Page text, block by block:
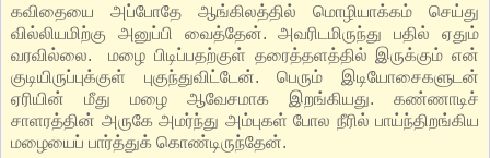
கவிதையை அப்போதே ஆங்கிலத்தில் மொழியாக்கம் செய்து
வில்லியமிற்கு அனுப்பி வைத்தேன். அவரிடமிருந்து பதில் ஏதும்
வரவில்லை. மழை பிடிப்பதற்குள் தரைத்தளத்தில் இருக்கும் என்
குடியிருப்புக்குள் புகுந்துவிட்டேன். பெரும் இடியோசைகளுடன்
ஏரியின் மீது மழை ஆவேசமாக இறங்கியது. கண்ணாடிச்
சாளரத்தின் அருகே அமர்ந்து அம்புகள் போல நீரில் பாய்ந்திறங்கிய
மழையைப் பார்த்துக் கொண்டிருந்தேன்.